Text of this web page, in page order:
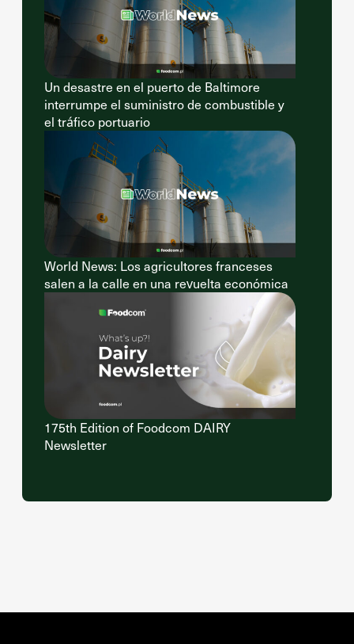
Un desastre en el puerto de Baltimore
interrumpe el suministro de combustible y
el tráfico portuario
World News: Los agricultores franceses
salen a la calle en una revuelta económica
175th Edition of Foodcom DAIRY
Newsletter